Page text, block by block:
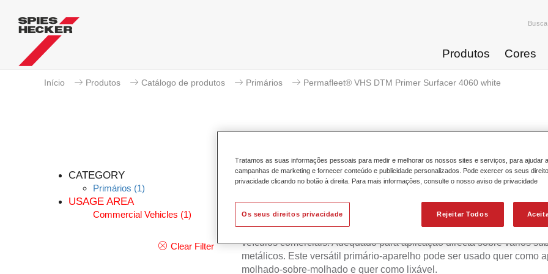
Produtos Cores
Início Produtos Catálogo de produtos Primários Permafleet® VHS DTM Primer Surfacer 4060 white
CATEGORY
Primários (1)
USAGE AREA
Commercial Vehicles (1)
Clear Filter
Permafleet® VHS DTM
O Permafleet VHS DTM Primer Surfacer 4060 é um primário-aparelho
de alto teor em sólidos formulado para a repintura rápida, eficaz e
veículos comerciais. Adequado para aplicação directa sobre vários
metálicos. Este versátil primário-aparelho pode ser usado quer como
molhado-sobre-molhado e quer como lixável.
Tratamos as suas informações pessoais para medir e melhorar os nossos sites e serviços, para ajudar
campanhas de marketing e fornecer conteúdo e publicidade personalizados. Pode exercer os seus
privacidade clicando no botão à direita. Para mais informações, consulte o nosso aviso de privacidade
Rejeitar Todos
Os seus direitos privacidade